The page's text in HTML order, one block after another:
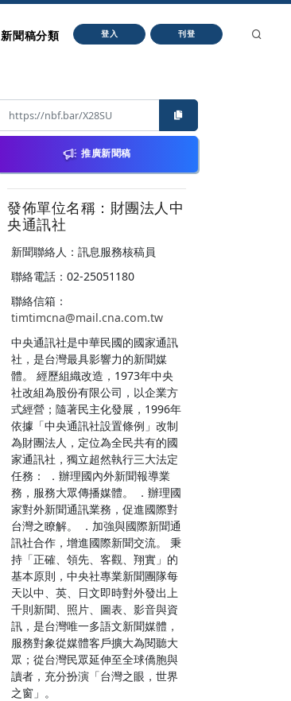
新聞稿分類 登入 刊登
推廣新聞稿
發佈單位名稱：財團法人中
央通訊社
新聞聯絡人：訊息服務核稿員
聯絡電話：02-25051180
聯絡信箱：
timtimcna@mail.cna.com.tw
中央通訊社是中華民國的國家通訊
社，是台灣最具影響力的新聞媒
體。 經歷組織改造，1973年中央
社改組為股份有限公司，以企業方
式經營；隨著民主化發展，1996年
依據「中央通訊社設置條例」改制
為財團法人，定位為全民共有的國
家通訊社，獨立超然執行三大法定
任務： ．辦理國內外新聞報導業
務，服務大眾傳播媒體。 ．辦理國
家對外新聞通訊業務，促進國際對
台灣之瞭解。 ．加強與國際新聞通
訊社合作，增進國際新聞交流。 秉
持「正確、領先、客觀、翔實」的
基本原則，中央社專業新聞團隊每
天以中、英、日文即時對外發出上
千則新聞、照片、圖表、影音與資
訊，是台灣唯一多語文新聞媒體，
服務對象從媒體客戶擴大為閱聽大
眾；從台灣民眾延伸至全球僑胞與
讀者，充分扮演「台灣之眼，世界
之窗」。